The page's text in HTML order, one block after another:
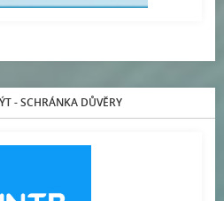
- SCHRÁNKA DŮVĚRY